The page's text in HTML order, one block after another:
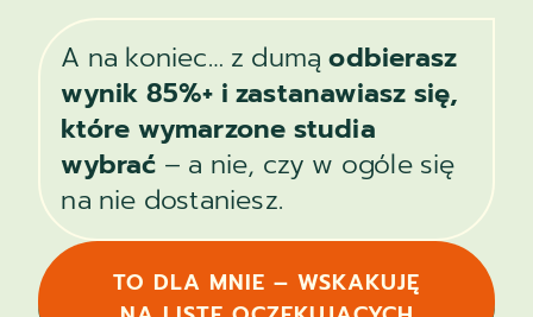
A na koniec… z dumąodbierasz
wynik 85%+ i zastanawiasz się,
które wymarzone studia
wybrać – a nie, czy w ogóle się
na nie dostaniesz.
TO DLA MNIE – WSKAKUJĘ